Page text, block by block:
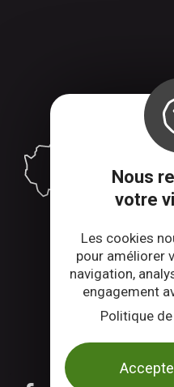
Nous
votre
Les cookies
pour améliorer
navigation,
engagement
Politique